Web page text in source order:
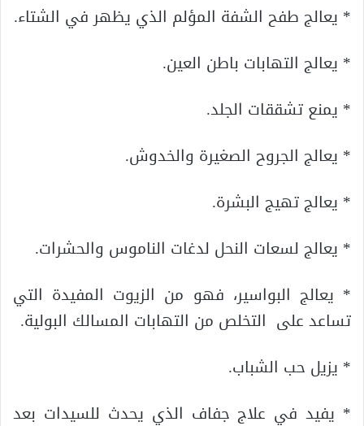
* يعالج طفح الشفة المؤلم الذي يظهر في الشتاء.
* يعالج التهابات باطن العين.
* يمنع تشققات الجلد.
* يعالج الجروح الصغيرة والخدوش.
* يعالج تهيج البشرة.
* يعالج لسعات النحل لدغات الناموس والحشرات.
* يعالج البواسير، فهو من الزيوت المفيدة التي
تساعد على التخلص من التهابات المسالك البولية.
* يزيل حب الشباب.
* يفيد في علاج جفاف الذي يحدث للسيدات بعد